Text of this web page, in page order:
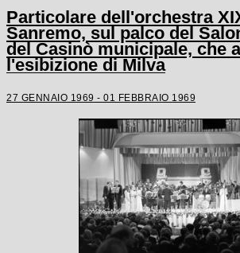
Particolare dell'orchestra
Sanremo, sul palco del
del Casinò municipale, che
l'esibizione di Milva
27 GENNAIO 1969 - 01 FEBBRAIO 1969